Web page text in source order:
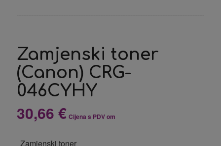
Zamjenski toner
(Canon) CRG-
046CYHY
30,66 € Cijena s PDV om
Zamjenski toner